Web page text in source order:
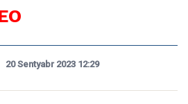
20 Sentyabr 2023 12:29